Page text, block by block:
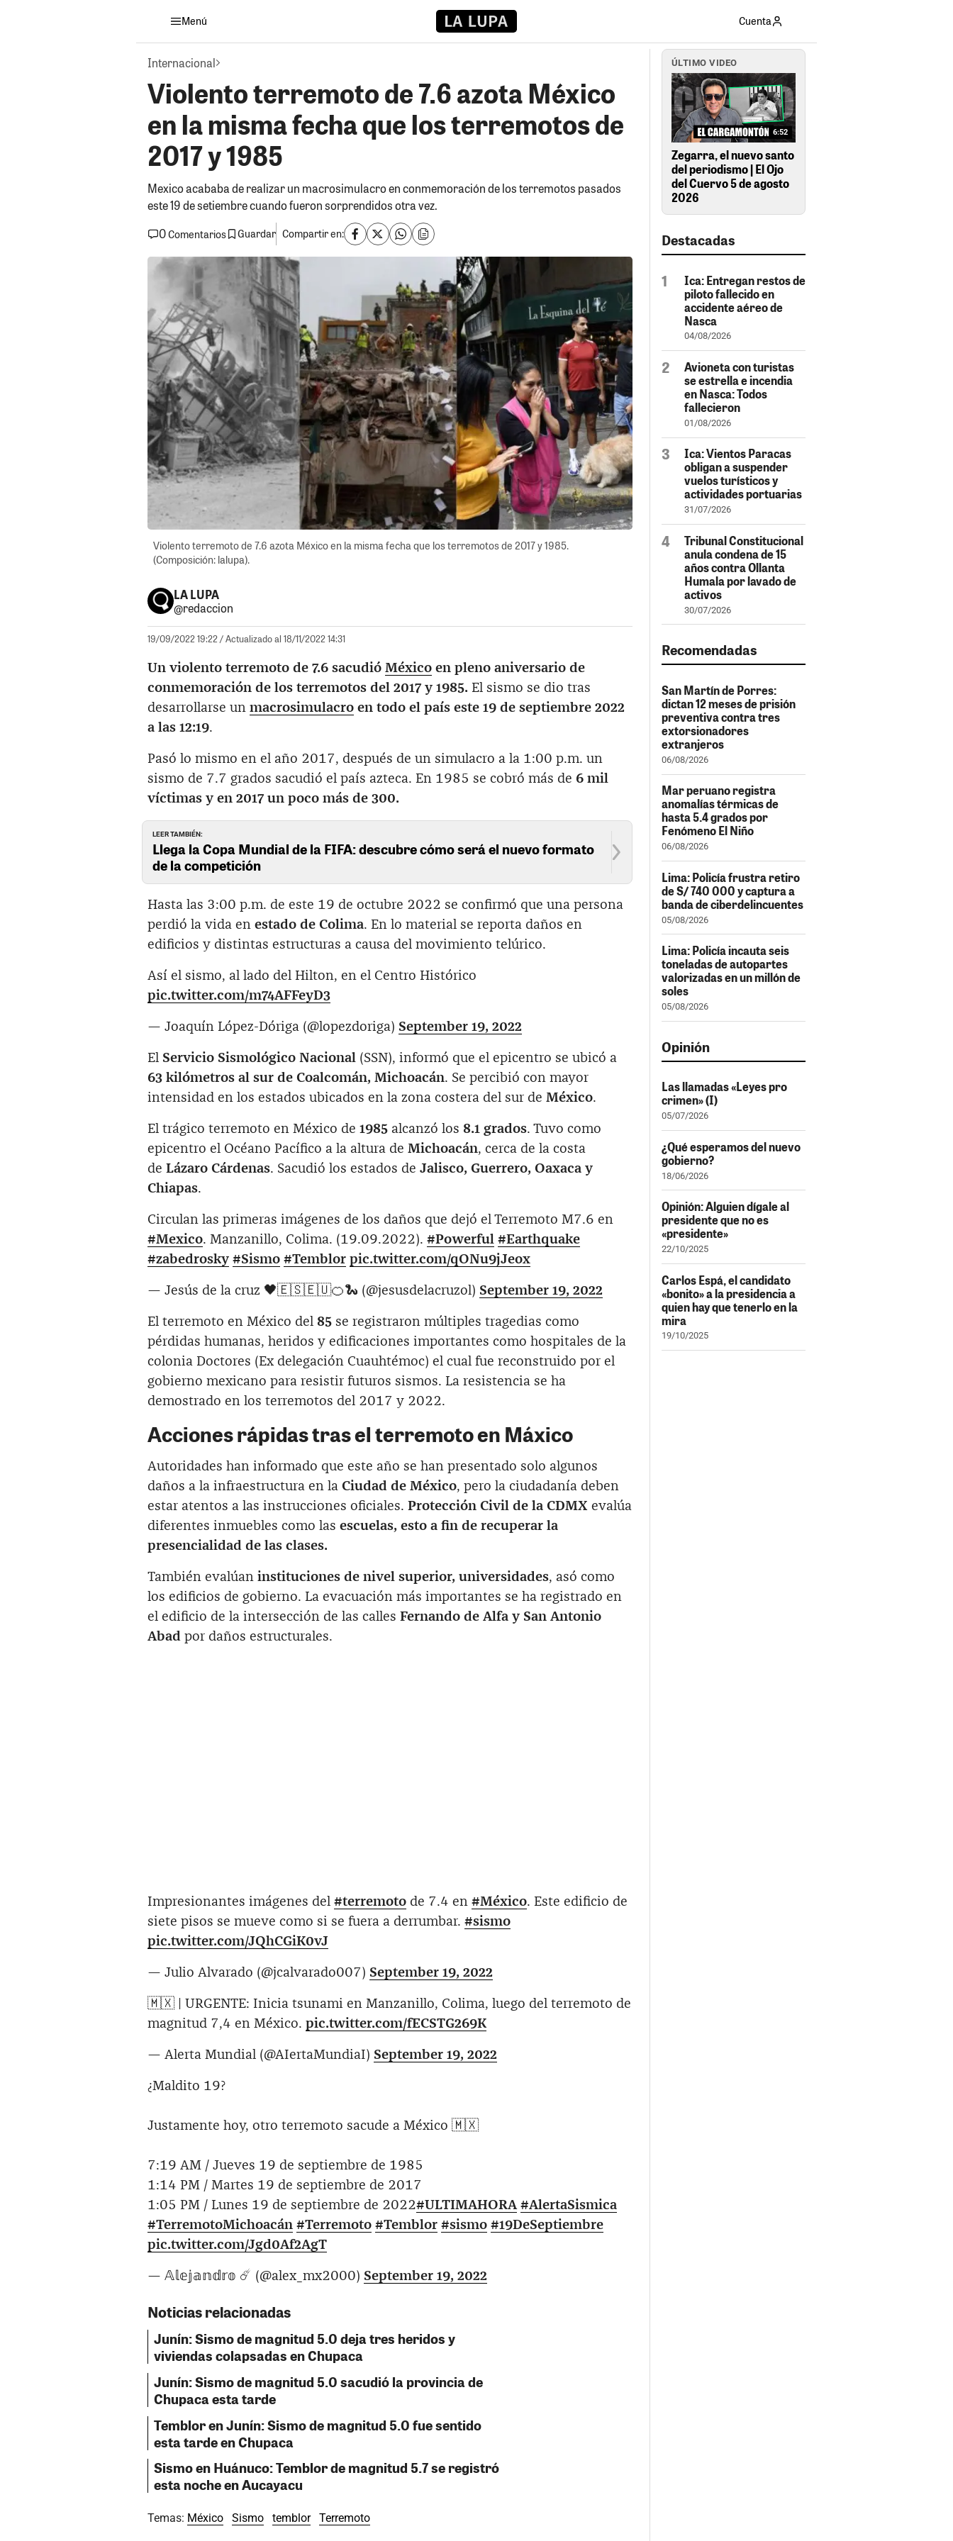
Menú Cuenta
Internacional
Violento terremoto de 7.6 azota México
en la misma fecha que los terremotos de
2017 y 1985
Mexico acababa de realizar un macrosimulacro en conmemoración de los terremotos pasados
este 19 de setiembre cuando fueron sorprendidos otra vez.
0Comentarios Guardar Compartir en:
Violento terremoto de 7.6 azota México en la misma fecha que los terremotos de 2017 y 1985.
(Composición: lalupa).
LA LUPA
@redaccion
19/09/2022 19:22/ Actualizado al 18/11/2022 14:31
Un violento terremoto de 7.6 sacudió México en pleno aniversario de
conmemoración de los terremotos del 2017 y 1985. El sismo se dio tras
desarrollarse un macrosimulacro en todo el país este 19 de septiembre 2022
a las 12:19.
Pasó lo mismo en el año 2017, después de un simulacro a la 1:00 p.m. un
sismo de 7.7 grados sacudió el país azteca. En 1985 se cobró más de 6 mil
víctimas y en 2017 un poco más de 300.
LEER TAMBIÉN:
Llega la Copa Mundial de la FIFA: descubre cómo será el nuevo formato
de la competición
Hasta las 3:00 p.m. de este 19 de octubre 2022 se confirmó que una persona
perdió la vida en estado de Colima. En lo material se reporta daños en
edificios y distintas estructuras a causa del movimiento telúrico.
Así el sismo, al lado del Hilton, en el Centro Histórico
pic.twitter.com/m74AFFeyD3
— Joaquín López-Dóriga (@lopezdoriga) September 19, 2022
El Servicio Sismológico Nacional (SSN), informó que el epicentro se ubicó a
63 kilómetros al sur de Coalcomán, Michoacán. Se percibió con mayor
intensidad en los estados ubicados en la zona costera del sur de México.
El trágico terremoto en México de 1985 alcanzó los 8.1 grados. Tuvo como
epicentro el Océano Pacífico a la altura de Michoacán, cerca de la costa
de Lázaro Cárdenas. Sacudió los estados de Jalisco, Guerrero, Oaxaca y
Chiapas.
Circulan las primeras imágenes de los daños que dejó el Terremoto M7.6 en
#Mexico. Manzanillo, Colima. (19.09.2022). #Powerful #Earthquake
#zabedrosky #Sismo #Temblor pic.twitter.com/qONu9jJeox
— Jesús de la cruz 🖤🇪🇸🇪🇺🍊🐍 (@jesusdelacruzol) September 19, 2022
El terremoto en México del 85 se registraron múltiples tragedias como
pérdidas humanas, heridos y edificaciones importantes como hospitales de la
colonia Doctores (Ex delegación Cuauhtémoc) el cual fue reconstruido por el
gobierno mexicano para resistir futuros sismos. La resistencia se ha
demostrado en los terremotos del 2017 y 2022.
Acciones rápidas tras el terremoto en Máxico
Autoridades han informado que este año se han presentado solo algunos
daños a la infraestructura en la Ciudad de México, pero la ciudadanía deben
estar atentos a las instrucciones oficiales. Protección Civil de la CDMX evalúa
diferentes inmuebles como las escuelas, esto a fin de recuperar la
presencialidad de las clases.
También evalúan instituciones de nivel superior, universidades, asó como
los edificios de gobierno. La evacuación más importantes se ha registrado en
el edificio de la intersección de las calles Fernando de Alfa y San Antonio
Abad por daños estructurales.
Impresionantes imágenes del #terremoto de 7.4 en #México. Este edificio de
siete pisos se mueve como si se fuera a derrumbar. #sismo
pic.twitter.com/JQhCGiK0vJ
— Julio Alvarado (@jcalvarado007) September 19, 2022
🇲🇽 | URGENTE: Inicia tsunami en Manzanillo, Colima, luego del terremoto de
magnitud 7,4 en México. pic.twitter.com/fECSTG269K
— Alerta Mundial (@AIertaMundiaI) September 19, 2022
¿Maldito 19?
Justamente hoy, otro terremoto sacude a México 🇲🇽
7:19 AM / Jueves 19 de septiembre de 1985
1:14 PM / Martes 19 de septiembre de 2017
1:05 PM / Lunes 19 de septiembre de 2022#ULTIMAHORA #AlertaSismica
#TerremotoMichoacán #Terremoto #Temblor #sismo #19DeSeptiembre
pic.twitter.com/Jgd0Af2AgT
— 𝔸𝕝𝕖𝕛𝕒𝕟𝕕𝕣𝕠 ☄️ (@alex_mx2000) September 19, 2022
Noticias relacionadas
Junín: Sismo de magnitud 5.0 deja tres heridos y
viviendas colapsadas en Chupaca
Junín: Sismo de magnitud 5.0 sacudió la provincia de
Chupaca esta tarde
Temblor en Junín: Sismo de magnitud 5.0 fue sentido
esta tarde en Chupaca
Sismo en Huánuco: Temblor de magnitud 5.7 se registró
esta noche en Aucayacu
Temas: México Sismo temblor Terremoto
ÚLTIMO VIDEO
6:52
Zegarra, el nuevo santo
del periodismo | El Ojo
del Cuervo 5 de agosto
2026
Destacadas
Ica: Entregan restos de
piloto fallecido en
accidente aéreo de
Nasca
04/08/2026
Avioneta con turistas
se estrella e incendia
en Nasca: Todos
fallecieron
01/08/2026
Ica: Vientos Paracas
obligan a suspender
vuelos turísticos y
actividades portuarias
31/07/2026
Tribunal Constitucional
anula condena de 15
años contra Ollanta
Humala por lavado de
activos
30/07/2026
Recomendadas
San Martín de Porres:
dictan 12 meses de prisión
preventiva contra tres
extorsionadores
extranjeros
06/08/2026
Mar peruano registra
anomalías térmicas de
hasta 5.4 grados por
Fenómeno El Niño
06/08/2026
Lima: Policía frustra retiro
de S/ 740 000 y captura a
banda de ciberdelincuentes
05/08/2026
Lima: Policía incauta seis
toneladas de autopartes
valorizadas en un millón de
soles
05/08/2026
Opinión
Las llamadas «Leyes pro
crimen» (I)
05/07/2026
¿Qué esperamos del nuevo
gobierno?
18/06/2026
Opinión: Alguien dígale al
presidente que no es
«presidente»
22/10/2025
Carlos Espá, el candidato
«bonito» a la presidencia a
quien hay que tenerlo en la
mira
19/10/2025